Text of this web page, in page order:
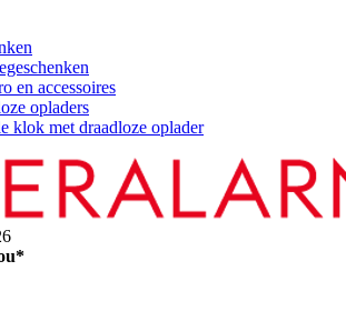
en accessoires
opladers
klok met draadloze oplader